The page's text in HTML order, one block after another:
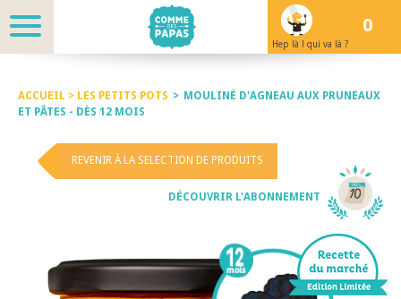
Hep là ! qui va là ?
0
ACCUEIL > LES PETITS POTS > MOULINÉ D'AGNEAU AUX PRUNEAUX
ET PÂTES - DÈS 12 MOIS
REVENIR À LA SELECTION DE PRODUITS
DÉCOUVRIR L'ABONNEMENT